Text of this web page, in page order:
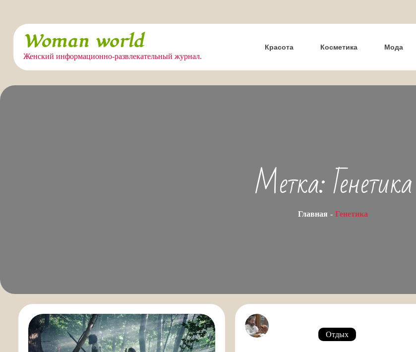
Перейти
содержимомуWoman world
Женский информационно-развлекательный журнал.
Красота Косметика Мода
Метка:Генетика
Главная Генетика
Отдых